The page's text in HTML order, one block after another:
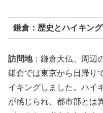
鎌倉：歴史とハイキング
訪問地：鎌倉大仏、周辺
鎌倉では東京から日帰り
イキングしました。ハイ
が感じられ、都市部とは